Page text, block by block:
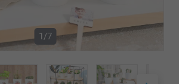
1/7